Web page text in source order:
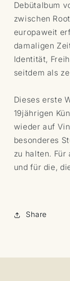
Debütalbum
zwischen
europaweit
damaligen
Identität,
seitdem als
Dieses erste
19jährigen
wieder auf
besonderes
zu halten.
und für die,
Share